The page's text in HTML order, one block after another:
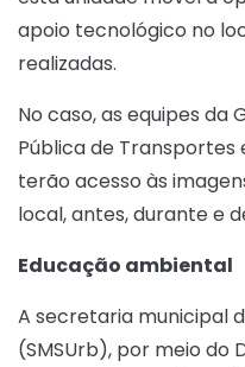
apoio tecnológico no
realizadas.
No caso, as equipes da
Pública de Transportes
terão acesso às
local, antes, durante e
Educação ambiental
A secretaria municipal
(SMSUrb), por meio do